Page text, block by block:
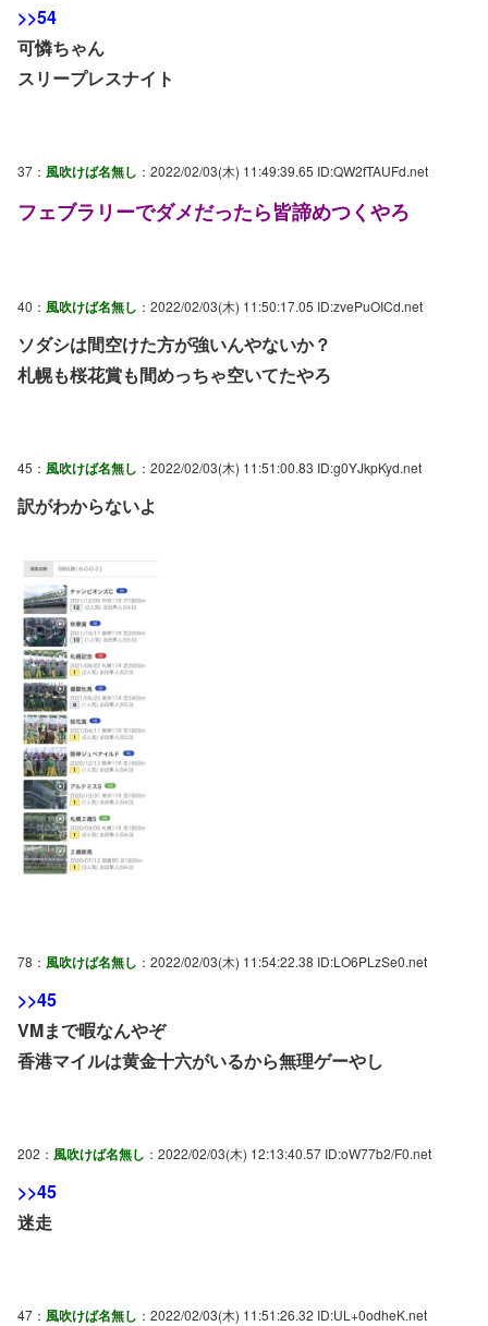
>>54
可憐ちゃん
スリープレスナイト
37： 風吹けば名無し ：2022/02/03(木) 11:49:39.65 ID:QW2fTAUFd.net
フェブラリーでダメだったら皆諦めつくやろ
40： 風吹けば名無し ：2022/02/03(木) 11:50:17.05 ID:zvePuOICd.net
ソダシは間空けた方が強いんやないか？
札幌も桜花賞も間めっちゃ空いてたやろ
45： 風吹けば名無し ：2022/02/03(木) 11:51:00.83 ID:g0YJkpKyd.net
訳がわからないよ
78： 風吹けば名無し ：2022/02/03(木) 11:54:22.38 ID:LO6PLzSe0.net
>>45
VMまで暇なんやぞ
香港マイルは黄金十六がいるから無理ゲーやし
202： 風吹けば名無し ：2022/02/03(木) 12:13:40.57 ID:oW77b2/F0.net
>>45
迷走
47： 風吹けば名無し ：2022/02/03(木) 11:51:26.32 ID:UL+0odheK.net